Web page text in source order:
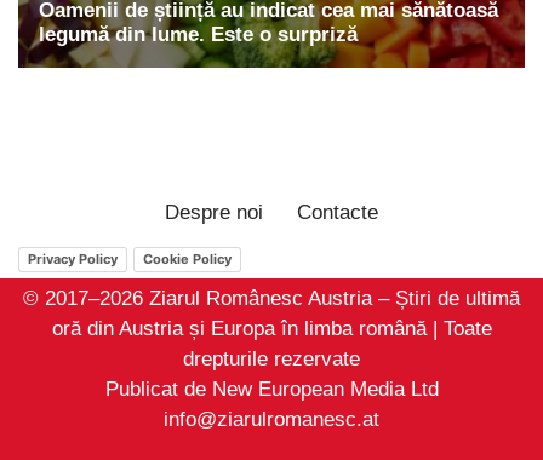
Despre noi Contacte
Privacy Policy Cookie Policy
© 2017–2026 Ziarul Românesc Austria – Știri de ultimă
oră din Austria și Europa în limba română | Toate
drepturile rezervate
Publicat de New European Media Ltd
info@ziarulromanesc.at